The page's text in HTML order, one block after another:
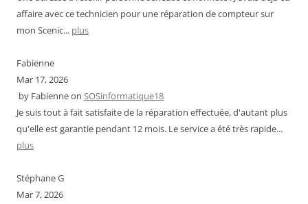
affaire avec ce technicien pour une réparation de compteur sur
mon Scenic... plus
Fabienne
Mar 17, 2026
by Fabienneon SOSinformatique18
Je suis tout à fait satisfaite de la réparation effectuée, d'autant plus
qu'elle est garantie pendant 12 mois. Le service a été très rapide...
plus
Stéphane G
Mar 7, 2026